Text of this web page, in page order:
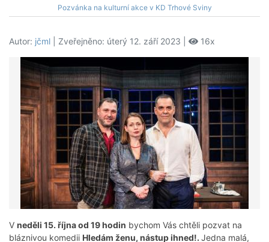
Pozvánka na kulturní akce v KD Trhové Sviny
Autor: jčml | Zveřejněno: úterý 12. září 2023 | 16x
V neděli 15. října od 19 hodin bychom Vás chtěli pozvat na
bláznivou komedii Hledám ženu, nástup ihned!. Jedna malá,